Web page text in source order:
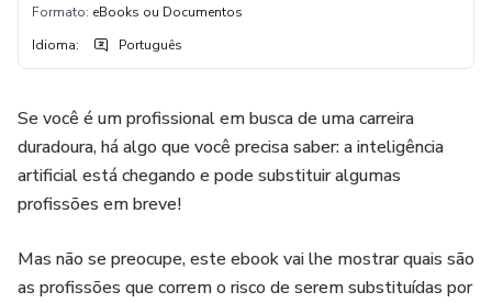
Formato: eBooks ou Documentos
Idioma: Português
Se você é um profissional em busca de uma carreira
duradoura, há algo que você precisa saber: a inteligência
artificial está chegando e pode substituir algumas
profissões em breve!
Mas não se preocupe, este ebook vai lhe mostrar quais são
as profissões que correm o risco de serem substituídas por